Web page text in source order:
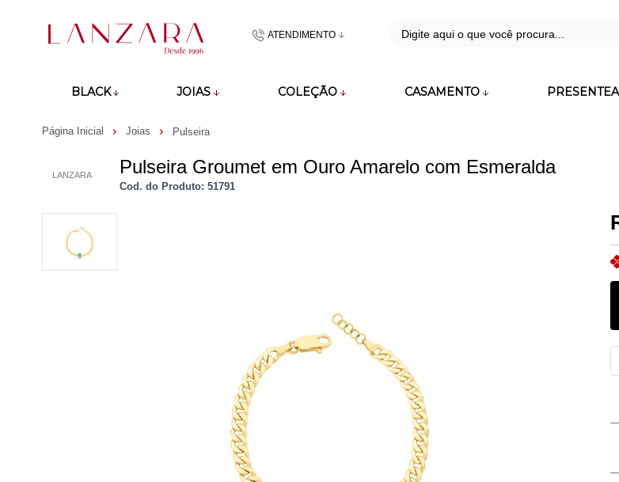
ATENDIMENTO
(48)991860142
BLACK JOIAS COLEÇÃO CASAMENTO
Página Inicial Joias Pulseira
LANZARA Pulseira Groumet em Ouro Amarelo com Esmeralda
Cod. do Produto: 51791